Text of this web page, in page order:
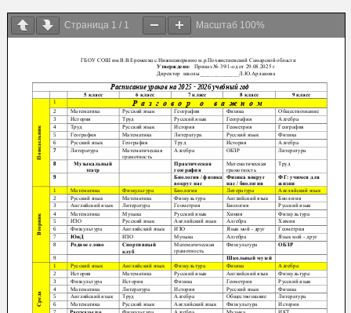
Страница 1 / 1 Масштаб 100%